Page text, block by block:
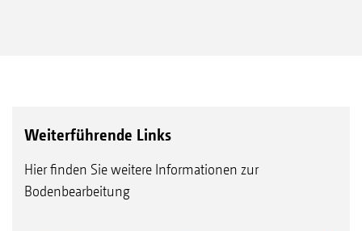
Weiterführende Links
Hier finden Sie weitere Informationen zur
Bodenbearbeitung